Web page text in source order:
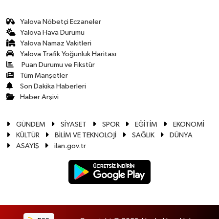
Yalova Nöbetçi Eczaneler
Yalova Hava Durumu
Yalova Namaz Vakitleri
Yalova Trafik Yoğunluk Haritası
Puan Durumu ve Fikstür
Tüm Manşetler
Son Dakika Haberleri
Haber Arşivi
GÜNDEM SİYASET SPOR EĞİTİM
EKONOMİ
KÜLTÜR
BİLİM VE TEKNOLOJİ SAĞLIK
DÜNYA
ASAYİŞ
ilan.gov.tr